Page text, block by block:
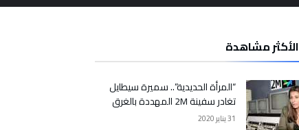
الأكثر مشاهدة
“المرأة الحديدية”.. سميرة سيطايل
تغادر سفينة 2M المهددة بالغرق
31 يناير 2020